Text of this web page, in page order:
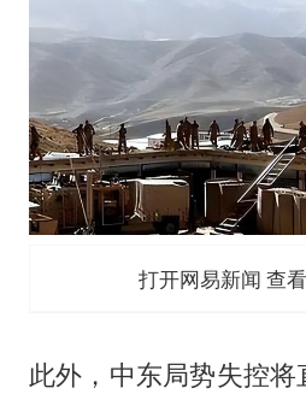
打开网易新闻 查
此外，中东局势失控